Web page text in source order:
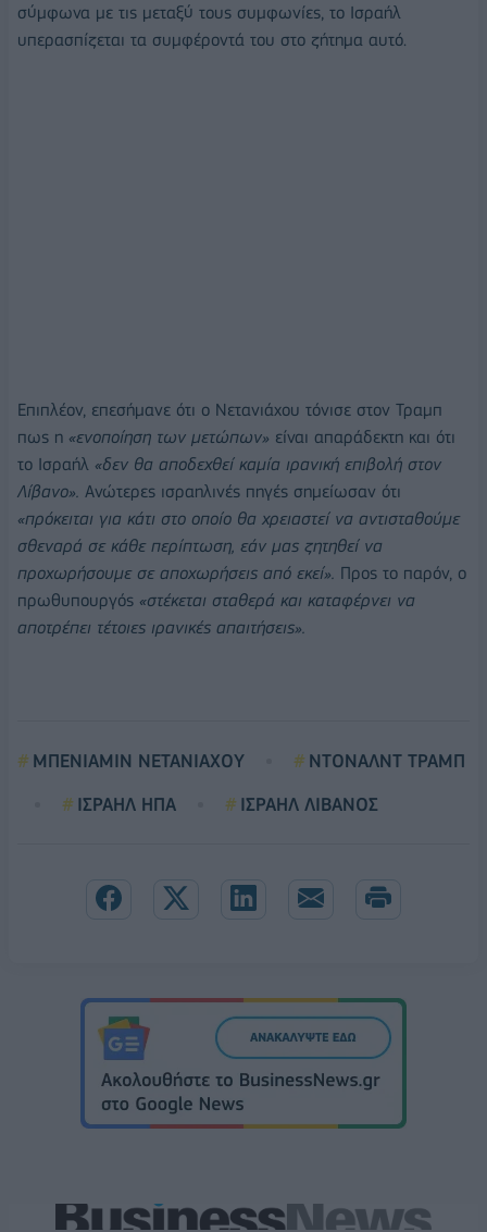
σύμφωνα με τις μεταξύ τους συμφωνίες, το Ισραήλ
υπερασπίζεται τα συμφέροντά του στο ζήτημα αυτό.
Επιπλέον, επεσήμανε ότι ο Νετανιάχου τόνισε στον Τραμπ
πως η «ενοποίηση των μετώπων» είναι απαράδεκτη και ότι
το Ισραήλ «δεν θα αποδεχθεί καμία ιρανική επιβολή στον
Λίβανο». Ανώτερες ισραηλινές πηγές σημείωσαν ότι
«πρόκειται για κάτι στο οποίο θα χρειαστεί να αντισταθούμε
σθεναρά σε κάθε περίπτωση, εάν μας ζητηθεί να
προχωρήσουμε σε αποχωρήσεις από εκεί». Προς το παρόν, ο
πρωθυπουργός «στέκεται σταθερά και καταφέρνει να
αποτρέπει τέτοιες ιρανικές απαιτήσεις».
ΜΠΕΝΙΑΜΙΝ ΝΕΤΑΝΙΑΧΟΥ
ΝΤΟΝΑΛΝΤ ΤΡΑΜΠ
ΙΣΡΑΗΛ ΗΠΑ
ΙΣΡΑΗΛ ΛΙΒΑΝΟΣ